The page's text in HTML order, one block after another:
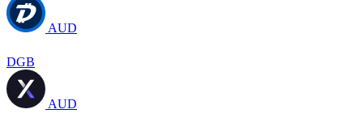
AUD
DGB
AUD